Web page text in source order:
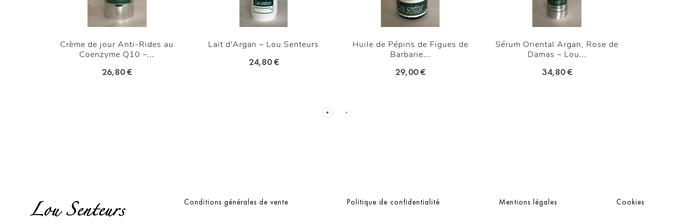
Crème de jour Anti-Rides au
Coenzyme Q10 –...
26,80 €
Lait d'Argan – Lou Senteurs
24,80 €
Huile de Pépins de Figues de
Barbarie...
29,00 €
Sérum Oriental Argan, Rose de
Damas – Lou...
34,80 €
Lou Senteurs Conditions générales de vente Politique de confidentialité Mentions légales Cookies